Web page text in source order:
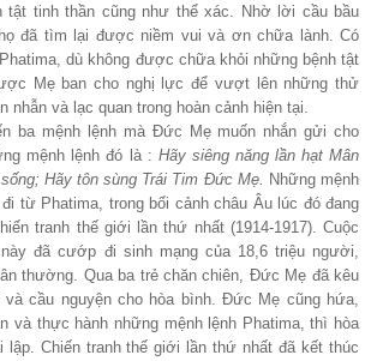
tật tinh thần cũng như thể xác. Nhờ lời cầu bầu
đã tìm lại được niềm vui và ơn chữa lành. Có
dù không được chữa khỏi những bệnh tật
Mẹ ban cho nghị lực để vượt lên những thử
nhẫn và lạc quan trong hoàn cảnh hiện tại.
ba mệnh lệnh mà Đức Mẹ muốn nhắn gửi cho
mệnh lệnh đó là : Hãy siêng năng lần hạt Mân
Hãy tôn sùng Trái Tim Đức Mẹ. Những mệnh
từ Phatima, trong bối cảnh châu Âu lúc đó đang
tranh thế giới lần thứ nhất (1914-1917). Cuộc
đã cướp đi sinh mạng của 18,6 triệu người,
thường. Qua ba trẻ chăn chiên, Đức Mẹ đã kêu
và cầu nguyện cho hòa bình. Đức Mẹ cũng hứa,
và thực hành những mệnh lệnh Phatima, thì hòa
Chiến tranh thế giới lần thứ nhất đã kết thúc